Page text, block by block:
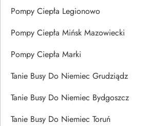
Pompy Ciepła Legionowo
Pompy Ciepła Mińsk Mazowiecki
Pompy Ciepła Marki
Tanie Busy Do Niemiec Grudziądz
Tanie Busy Do Niemiec Bydgoszcz
Tanie Busy Do Niemiec Toruń